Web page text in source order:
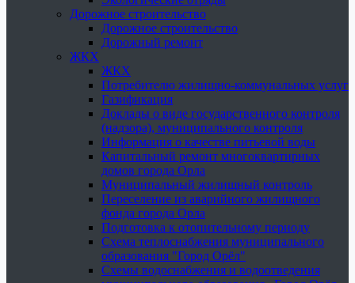
Дорожное строительство
Дорожное строительство
Дорожный ремонт
ЖКХ
ЖКХ
Потребителю жилищно-коммунальных услуг
Газификация
Доклады о виде государственного контроля
(надзора), муниципального контроля
Информация о качестве питьевой воды
Капитальный ремонт многоквартирных
домов города Орла
Муниципальный жилищный контроль
Переселение из аварийного жилищного
фонда города Орла
Подготовка к отопительному периоду
Схема теплоснабжения муниципального
образования "Город Орёл"
Схемы водоснабжения и водоотведения